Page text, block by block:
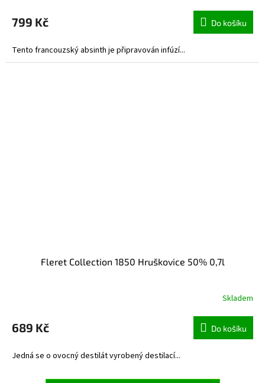
799 Kč Do košíku
Tento francouzský absinth je připravován infúzí...
Fleret Collection 1850 Hruškovice 50% 0,7l
Skladem
689 Kč Do košíku
Jedná se o ovocný destilát vyrobený destilací...